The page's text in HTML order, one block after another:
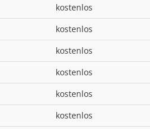
kostenlos
kostenlos
kostenlos
kostenlos
kostenlos
kostenlos